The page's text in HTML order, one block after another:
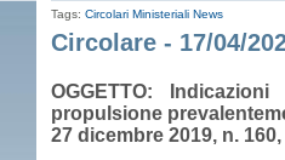
Tags: Circolari Ministeriali News
Circolare - 17/04/
OGGETTO:
propulsione
27 dicembre 2019, n.